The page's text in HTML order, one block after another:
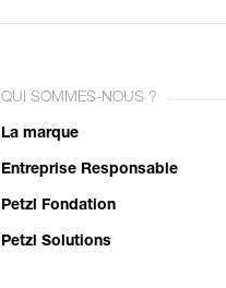
QUI SOMMES-NOUS ?
La marque
Entreprise Responsable
Petzl Fondation
Petzl Solutions